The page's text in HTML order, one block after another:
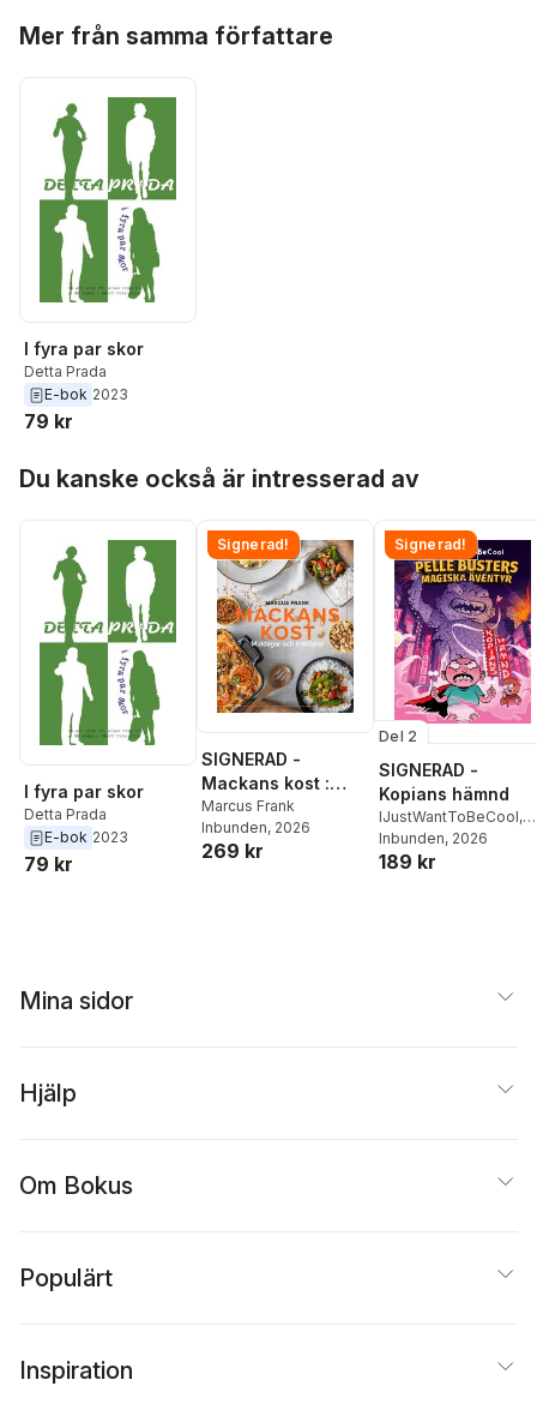
Mer från samma författare
I fyra par skor
Detta Prada
E-bok 2023
79 kr
Du kanske också är intresserad av
I fyra par skor
Detta Prada
E-bok 2023
79 kr
Signerad!
SIGNERAD -
Mackans kost :
Middagar och
matlådor
Marcus Frank
Inbunden, 2026
269 kr
Signerad!
Del 2
SIGNERAD -
Kopians hämnd
IJustWantToBeCool,
Joel Adolphson
Ejdemo Beer
Inbunden, 2026
189 kr
Mina sidor
Hjälp
Om Bokus
Populärt
Inspiration